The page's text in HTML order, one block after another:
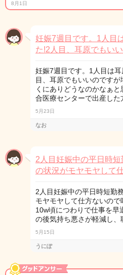
8月1日
妊娠7週目です。1人目
た!2人目、耳原でもい
妊娠7週目です。1人目は
目、耳原でもいいのです
くにありどうなのかなぁ
合医療センターで出産し
5月23日
なお
2人目妊娠中の平日時
の状況がモヤモヤして
2人目妊娠中の平日時短勤
モヤモヤして仕方ないの
10w頃につわりで仕事を早
の後気持ち悪さが軽減し
5月15日
うにぽ